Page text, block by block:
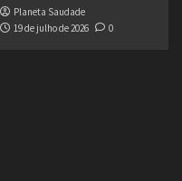
Planeta Saudade
19 de julho de 2026
0